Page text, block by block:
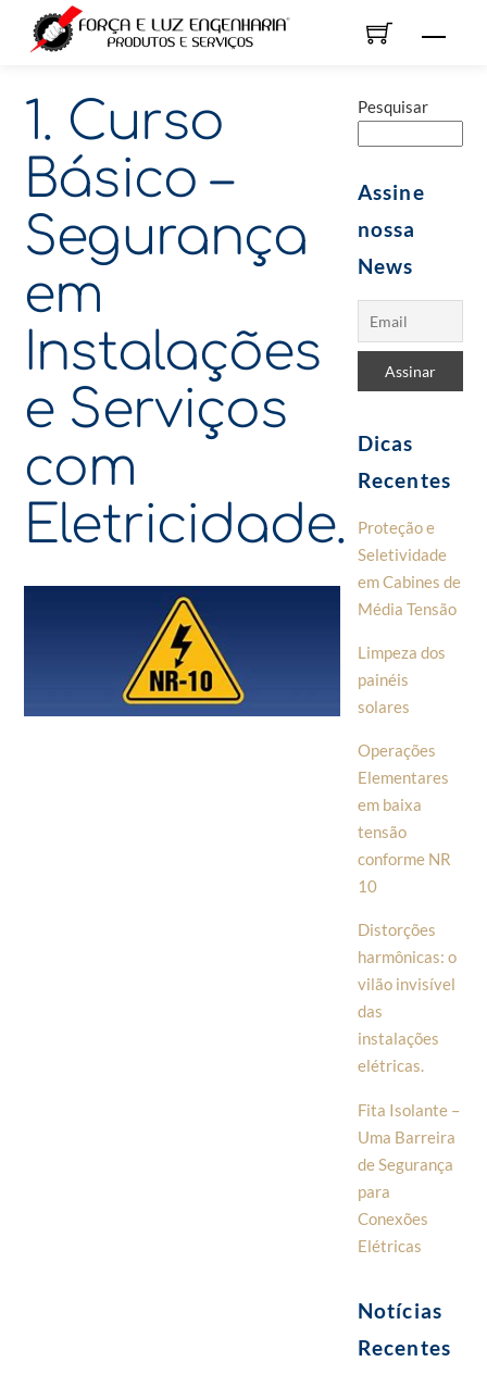
1. Curso
Básico –
Segurança
em
Instalações
e Serviços
com
Eletricidade.
Pesquisar
Assine
nossa
News
Dicas
Recentes
Proteção e
Seletividade
em Cabines de
Média Tensão
Limpeza dos
painéis
solares
Operações
Elementares
em baixa
tensão
conforme NR
10
Distorções
harmônicas: o
vilão invisível
das
instalações
elétricas.
Fita Isolante –
Uma Barreira
de Segurança
para
Conexões
Elétricas
Notícias
Recentes